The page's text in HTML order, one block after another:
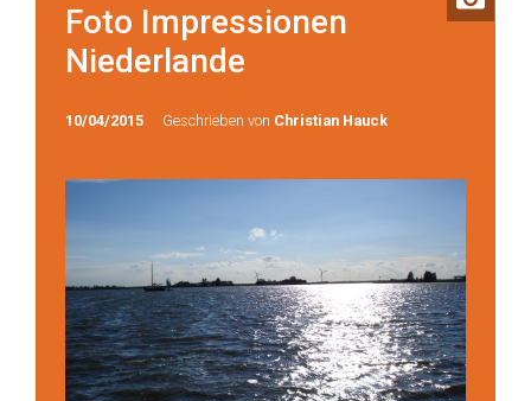
Foto Impressionen
Niederlande
10/04/2015 Geschrieben von Christian Hauck